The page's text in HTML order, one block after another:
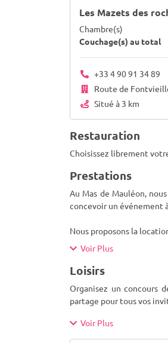
Les Mazets des
Chambre(s)
Couchage(s) au total
+33 4 90 91 34 89
Route de
Situé à 3 km
Restauration
Choisissez librement
Prestations
Au Mas de Mauléon,
concevoir un événement
Nous proposons la
Voir Plus
Loisirs
Organisez un concours
partage pour tous vos
Voir Plus